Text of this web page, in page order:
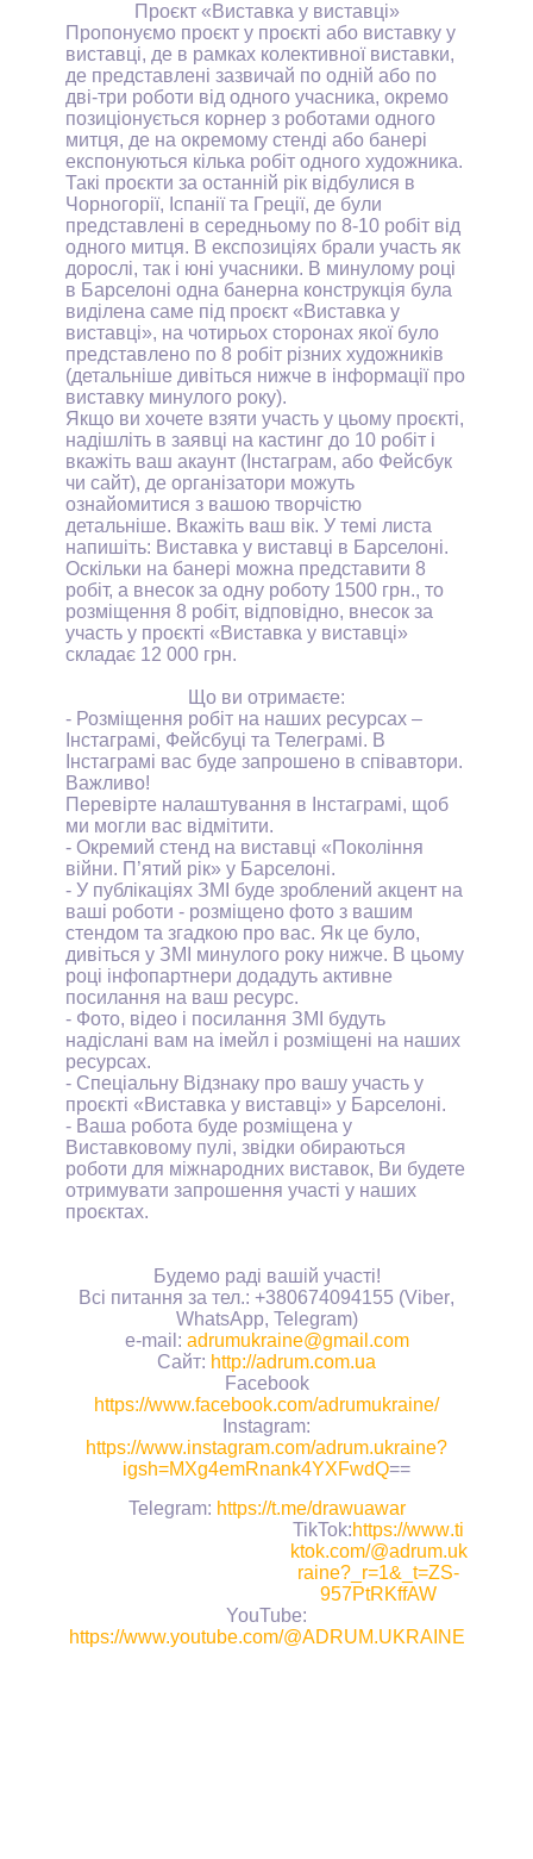
Проєкт «Виставка у виставці»
Пропонуємо проєкт у проєкті або виставку у
виставці, де в рамках колективної виставки,
де представлені зазвичай по одній або по
дві-три роботи від одного учасника, окремо
позиціонується корнер з роботами одного
митця, де на окремому стенді або банері
експонуються кілька робіт одного художника.
Такі проєкти за останній рік відбулися в
Чорногорії, Іспанії та Греції, де були
представлені в середньому по 8-10 робіт від
одного митця. В експозиціях брали участь як
дорослі, так і юні учасники. В минулому році
в Барселоні одна банерна конструкція була
виділена саме під проєкт «Виставка у
виставці», на чотирьох сторонах якої було
представлено по 8 робіт різних художників
(детальніше дивіться нижче в інформації про
виставку минулого року).
Якщо ви хочете взяти участь у цьому проєкті,
надішліть в заявці на кастинг до 10 робіт і
вкажіть ваш акаунт (Інстаграм, або Фейсбук
чи сайт), де організатори можуть
ознайомитися з вашою творчістю
детальніше. Вкажіть ваш вік. У темі листа
напишіть: Виставка у виставці в Барселоні.
Оскільки на банері можна представити 8
робіт, а внесок за одну роботу 1500 грн., то
розміщення 8 робіт, відповідно, внесок за
участь у проєкті «Виставка у виставці»
складає 12 000 грн.
Що ви отримаєте:
- Розміщення робіт на наших ресурсах –
Інстаграмі, Фейсбуці та Телеграмі. В
Інстаграмі вас буде запрошено в співавтори.
Важливо!
Перевірте налаштування в Інстаграмі, щоб
ми могли вас відмітити.
- Окремий стенд на виставці «Покоління
війни. П ’ятий рік» у Барселоні.
- У публікаціях ЗМІ буде зроблений акцент на
ваші роботи - розміщено фото з вашим
стендом та згадкою про вас. Як це було,
дивіться у ЗМІ минулого року нижче. В цьому
році інфопартнери додадуть активне
посилання на ваш ресурс.
- Фото, відео і посилання ЗМІ будуть
надіслані вам на імейл і розміщені на наших
ресурсах.
- Спеціальну Відзнаку про вашу участь у
проєкті «Виставка у виставці» у Барселоні.
- Ваша робота буде розміщена у
Виставковому пулі, звідки обираються
роботи для міжнародних виставок, Ви будете
отримувати запрошення участі у наших
проєктах.
Будемо раді вашій участі!
Всі питання за тел.: +380674094155 (Viber,
WhatsApp, Telegram)
e-mail : adrumukraine@gmail.com
Сайт: http://adrum.com.ua
Facebook
https://www.facebook.com/adrumukraine/
Instagram:
https://www.instagram.com/adrum.ukraine?
igsh=MXg4emRnank4YXFwdQ==
Telegram: https://t.me/drawuawar
TikTok:https://www.ti
ktok.com/@adrum.uk
raine?_ r=1&_ t=ZS-
957PtRKffAW
YouTube:
https://www.youtube.com/@ADRUM.UKRAINE